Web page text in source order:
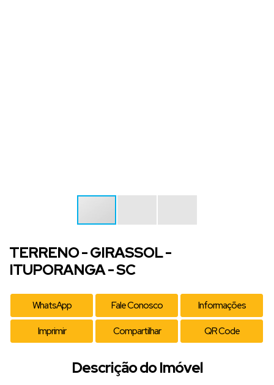
TERRENO - GIRASSOL -
ITUPORANGA - SC
WhatsApp Fale Conosco Informações
Imprimir Compartilhar QR Code
Descrição do Imóvel